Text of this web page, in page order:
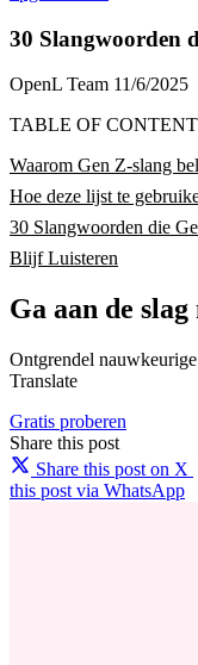
30 Slangwoorden
OpenL Team 11/6/2025
TABLE OF
Waarom Gen Z-slang
Hoe deze lijst te
30 Slangwoorden die
Blijf Luisteren
Ga aan de
Ontgrendel
Translate
Gratis proberen
Share this post
Share this post on X
this post via WhatsApp